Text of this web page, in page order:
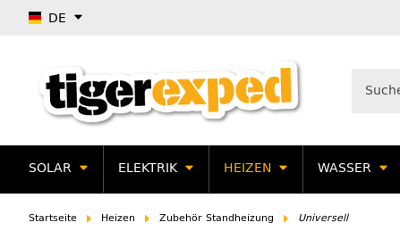
DE
SOLAR ELEKTRIK HEIZEN WASSER
Startseite Heizen Zubehör Standheizung Universell